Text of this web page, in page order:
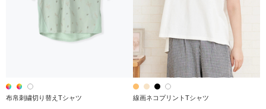
布帛刺繍切り替えTシャツ 線画ネコプリントTシャツ